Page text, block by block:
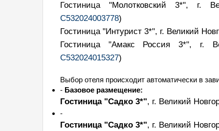
Гостиница "Молотковский 3*", г.
С532024003778)
Гостиница "Интурист 3*", г. Великий
Гостиница "Амакс Россия 3*", г.
С532024015327)
Выбор отеля происходит автоматически в
- Базовое размещение:
Гостиница "Садко 3*", г. Великий
-
Гостиница "Садко 3*", г. Великий